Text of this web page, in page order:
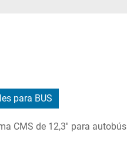
para BUS
CMS de 12,3'' para autobús